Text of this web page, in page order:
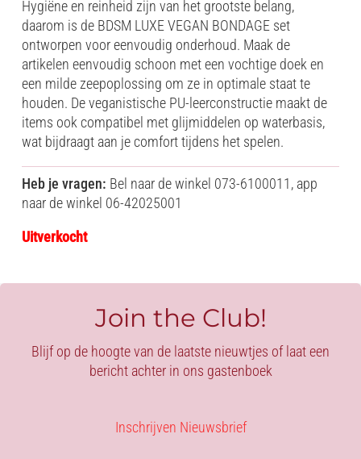
Hygiëne en reinheid zijn van het grootste belang,
daarom is de BDSM LUXE VEGAN BONDAGE set
ontworpen voor eenvoudig onderhoud. Maak de
artikelen eenvoudig schoon met een vochtige doek en
een milde zeepoplossing om ze in optimale staat te
houden. De veganistische PU-leerconstructie maakt de
items ook compatibel met glijmiddelen op waterbasis,
wat bijdraagt ​​aan je comfort tijdens het spelen.
Heb je vragen: Bel naar de winkel 073-6100011, app
naar de winkel 06-42025001
Uitverkocht
Join the Club!
Blijf op de hoogte van de laatste nieuwtjes of laat een
bericht achter in ons gastenboek
Inschrijven Nieuwsbrief